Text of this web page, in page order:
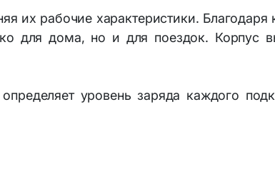
их рабочие характеристики.
для дома, но и для поездок. Корпус
уровень заряда каждого